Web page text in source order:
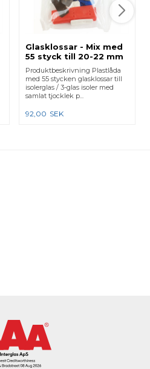
Glasklossar - Mix med
55 styck till 20-22 mm
glas
Produktbeskrivning Plastlåda
med 55 stycken glasklossar till
isolerglas / 3-glas isoler med
samlat tjocklek p...
92,00 SEK